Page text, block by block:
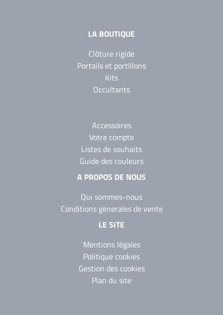
LA BOUTIQUE
Clôture rigide
Portails et portillons
Kits
Occultants
Accessoires
Votre compte
Listes de souhaits
Guide des couleurs
A PROPOS DE NOUS
Qui sommes-nous
Conditions generales de vente
LE SITE
Mentions légales
Politique cookies
Gestion des cookies
Plan du site